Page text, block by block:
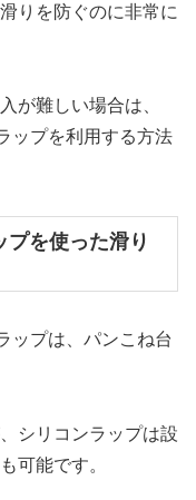
りを防ぐのに非常に
が難しい場合は、
ップを利用する方法
プを使った滑り
ップは、パンこね台
シリコンラップは設
可能です。